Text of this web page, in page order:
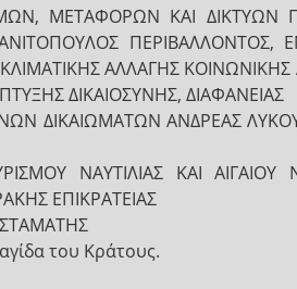
ΜΕΤΑΦΟΡΩΝ ΚΑΙ ΔΙΚΤΥΩΝ
ΠΕΡΙΒΑΛΛΟΝΤΟΣ,
ΑΛΛΑΓΗΣ
ΔΙΚΑΙΟΣΥΝΗΣ, ΔΙΑΦΑΝΕΙΑΣ
ΔΙΚΑΙΩΜΑΤΩΝ ΑΝΔΡΕΑΣ
ΝΑΥΤΙΛΙΑΣ ΚΑΙ
ΕΠΙΚΡΑΤΕΙΑΣ
του Κράτους.